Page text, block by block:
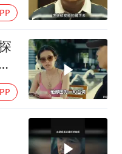
构建更高水平的全民健身公共服务体系